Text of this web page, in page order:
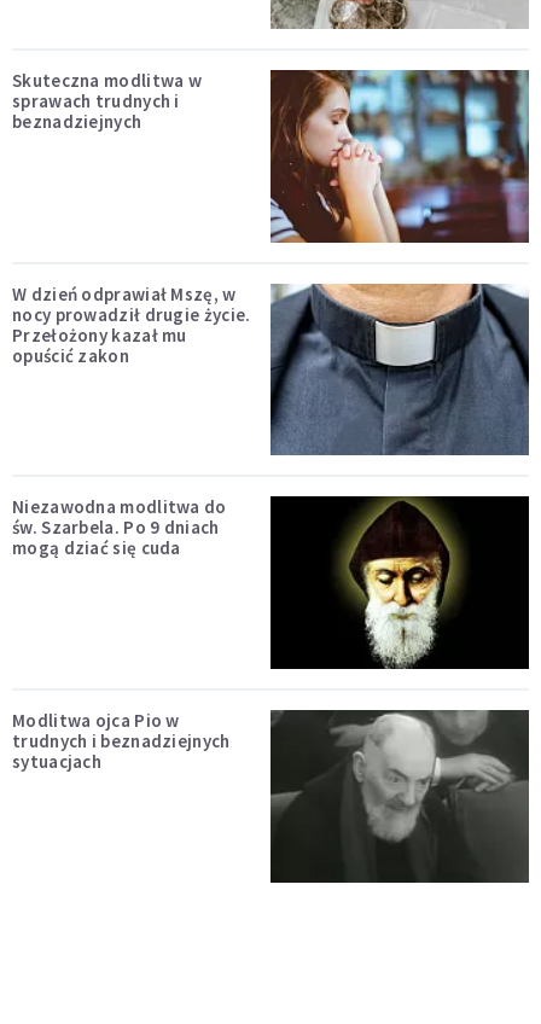
Skuteczna modlitwa w
sprawach trudnych i
beznadziejnych
W dzień odprawiał Mszę, w
nocy prowadził drugie życie.
Przełożony kazał mu
opuścić zakon
Niezawodna modlitwa do
św. Szarbela. Po 9 dniach
mogą dziać się cuda
Modlitwa ojca Pio w
trudnych i beznadziejnych
sytuacjach